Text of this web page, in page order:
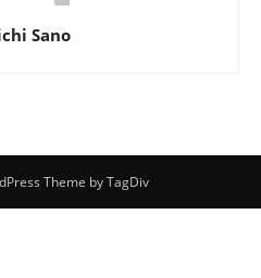
Sano
Theme by TagDiv